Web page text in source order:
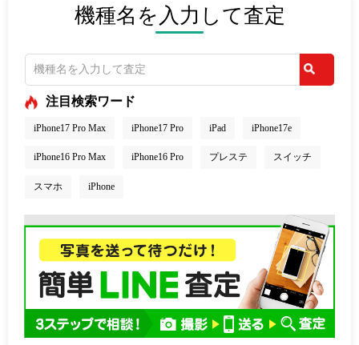
機種名を入力して査定
注目検索ワード
iPhone17 Pro Max iPhone17 Pro iPad iPhone17e
iPhone16 Pro Max iPhone16 Pro プレステ スイッチ
スマホ iPhone